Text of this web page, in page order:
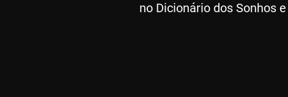
no Dicionário dos Sonhos